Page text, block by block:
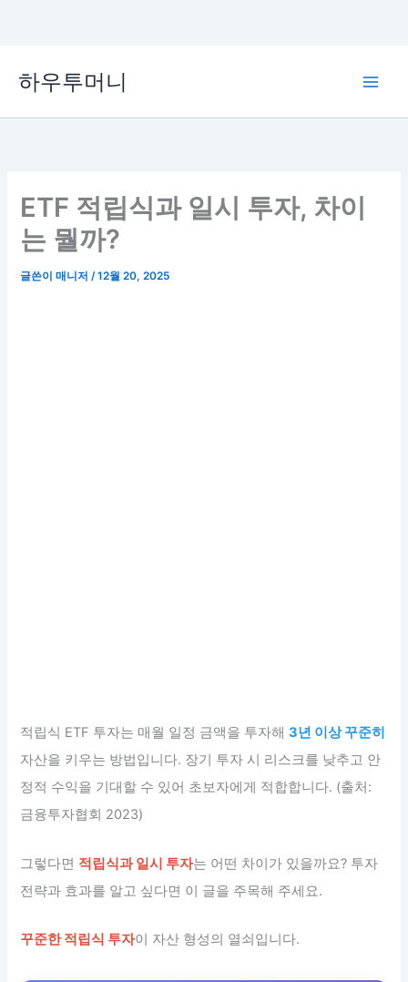
로
하우투머니
ETF 적립식과 일시 투자, 차이
는 뭘까?
글쓴이매니저/12월 20, 2025
적립식 ETF 투자는 매월 일정 금액을 투자해3년 이상 꾸준히
자산을 키우는 방법입니다. 장기 투자 시 리스크를 낮추고 안
정적 수익을 기대할 수 있어 초보자에게 적합합니다. (출처:
금융투자협회 2023)
그렇다면 적립식과 일시 투자는 어떤 차이가 있을까요? 투자
전략과 효과를 알고 싶다면 이 글을 주목해 주세요.
꾸준한 적립식 투자이 자산 형성의 열쇠입니다.